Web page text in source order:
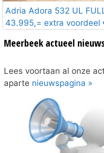
Adria Adora 532 UL
43.995,= extra voordeel
Meerbeek actueel
Lees voortaan al onze
aparte nieuwspagina »